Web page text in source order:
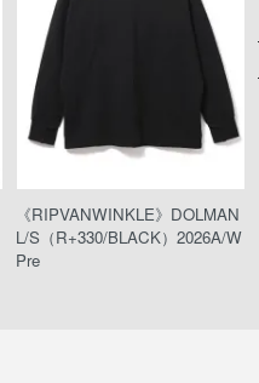
《RIPVANWINKLE》DOLMAN
L/S（R+330/BLACK）2026A/W
Pre